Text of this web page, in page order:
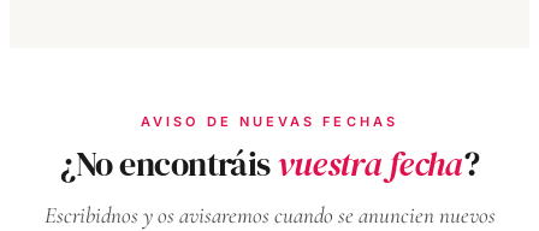
AVISO DE NUEVAS FECHAS
¿No encontráisvuestra fecha?
Escribidnos y os avisaremos cuando se anuncien nuevos